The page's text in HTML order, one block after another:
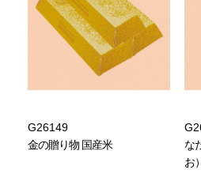
G26149
金の贈り物 国産米
な
お）